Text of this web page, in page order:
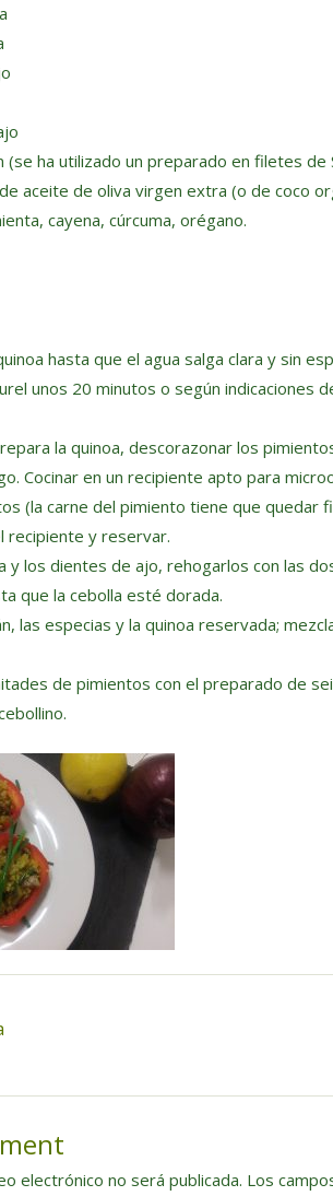
(se ha utilizado un preparado en filetes de
aceite de oliva virgen extra (o de coco
cayena, cúrcuma, orégano.
hasta que el agua salga clara y sin
unos 20 minutos o según indicaciones
la quinoa, descorazonar los
Cocinar en un recipiente apto para
(la carne del pimiento tiene que quedar
recipiente y reservar.
y los dientes de ajo, rehogarlos con las
que la cebolla esté dorada.
las especias y la quinoa reservada;
de pimientos con el preparado de
electrónico no será publicada. Los